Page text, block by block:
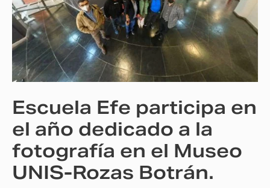
Escuela Efe participa en
el año dedicado a la
fotografía en el Museo
UNIS-Rozas Botrán.
participa
en
el
año
dedicado
la
fotografía
en
el
Museo
UNIS-